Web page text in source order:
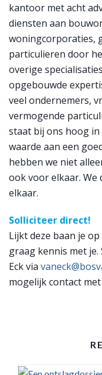
kantoor met acht
diensten aan
woningcorporaties,
particulieren door
overige
opgebouwde
veel ondernemers,
vermogende
staat bij ons hoog in
waarde aan een
hebben we niet
ook voor elkaar. We
elkaar.
Solliciteer direct!
Lijkt deze baan je
graag kennis met
Eck via
mogelijk contact met